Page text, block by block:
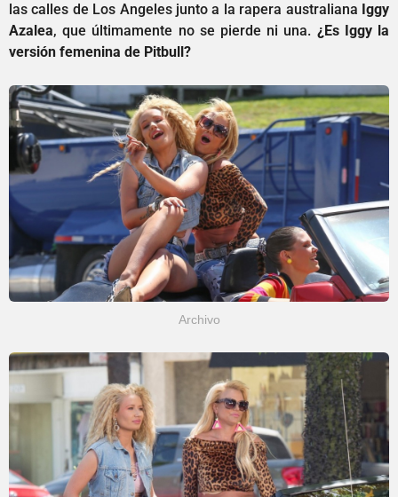
las calles de Los Angeles junto a la rapera australiana Iggy
Azalea, que últimamente no se pierde ni una. ¿Es Iggy la
versión femenina de Pitbull?
Archivo